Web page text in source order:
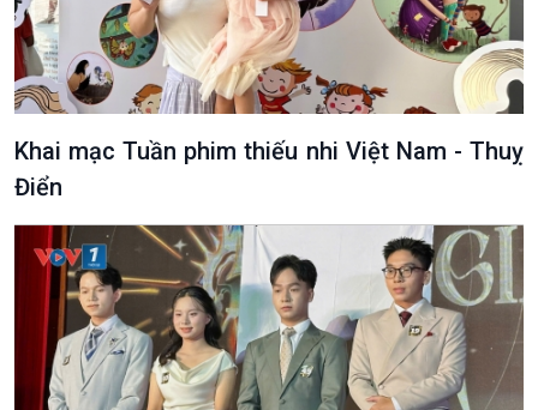
Khai mạc Tuần phim thiếu nhi Việt Nam - Thuỵ
Điển